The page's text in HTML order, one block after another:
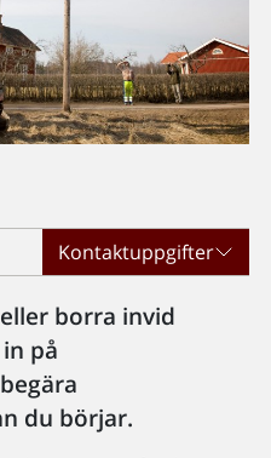
Kontaktuppgifter
borra invid
på
du börjar.